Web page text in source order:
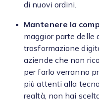
di nuovi ordini.
Mantenere la
maggior parte delle
trasformazione
aziende che non
per farlo verranno
più attenti alla
realtà, non hai